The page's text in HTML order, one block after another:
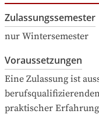
Zulassungssemester
nur Wintersemester
Voraussetzungen
Eine Zulassung ist
praktischer